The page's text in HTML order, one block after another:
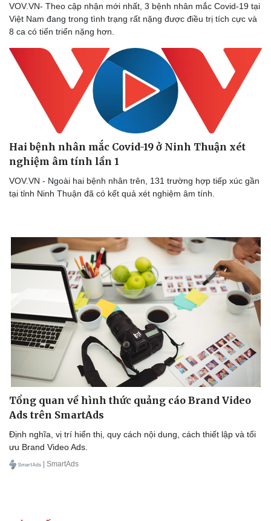
VOV.VN- Theo cập nhận mới nhất, 3 bệnh nhân mắc Covid-19 tại
Việt Nam đang trong tình trạng rất nặng được điều trị tích cực và
8 ca có tiến triển nặng hơn.
Hai bệnh nhân mắc Covid-19 ở Ninh Thuận xét
nghiệm âm tính lần 1
VOV.VN - Ngoài hai bệnh nhân trên, 131 trường hợp tiếp xúc gần
tại tỉnh Ninh Thuận đã có kết quả xét nghiệm âm tính.
Tổng quan về hình thức quảng cáo Brand Video
Ads trên SmartAds
Định nghĩa, vị trí hiển thị, quy cách nội dung, cách thiết lập và tối
ưu Brand Video Ads.
| SmartAds